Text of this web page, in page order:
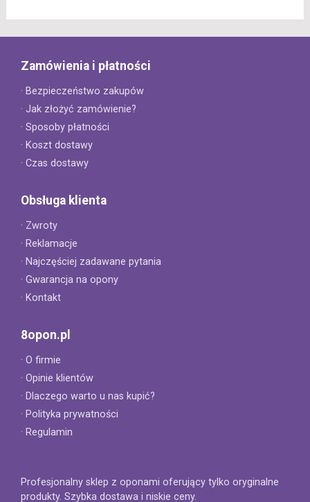
Zamówienia i płatności
· Bezpieczeństwo zakupów
· Jak złożyć zamówienie?
· Sposoby płatności
· Koszt dostawy
· Czas dostawy
Obsługa klienta
· Zwroty
· Reklamacje
· Najczęściej zadawane pytania
· Gwarancja na opony
· Kontakt
8opon.pl
· O firmie
· Opinie klientów
· Dlaczego warto u nas kupić?
· Polityka prywatności
· Regulamin
Profesjonalny sklep z oponami oferujący tylko oryginalne
produkty. Szybka dostawa i niskie ceny.